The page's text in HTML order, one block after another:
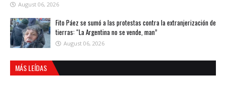
August 06, 2026
Fito Páez se sumó a las protestas contra la extranjerización de
tierras: “La Argentina no se vende, man”
August 06, 2026
MÁS LEÍDAS